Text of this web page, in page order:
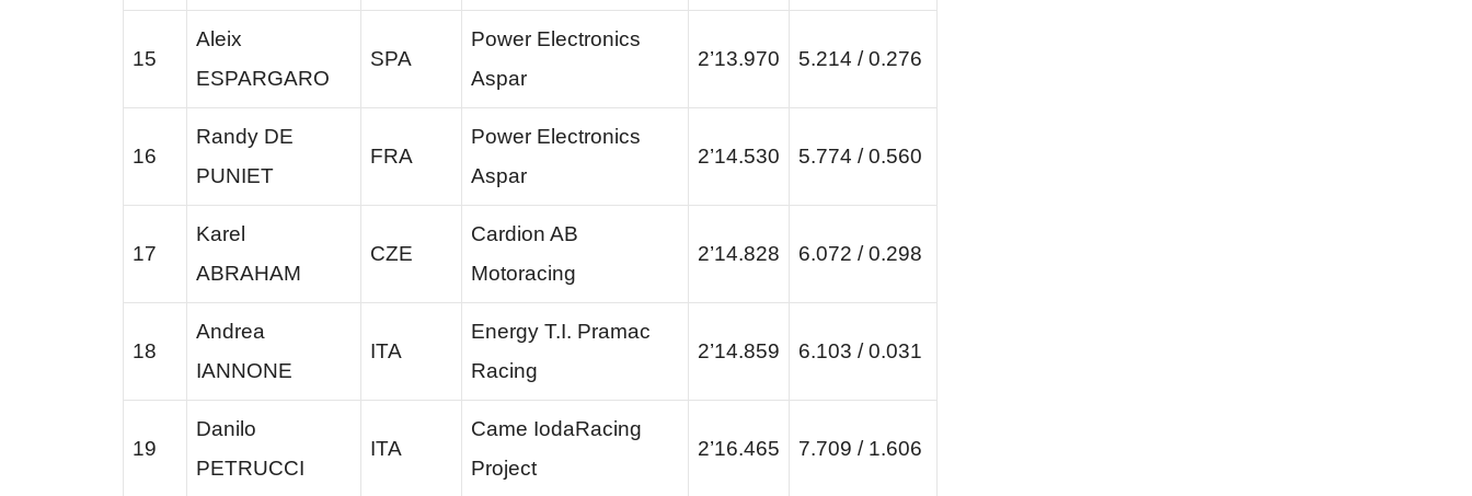
15
Aleix
ESPARGARO
SPA
Power Electronics
Aspar
2’13.970 5.214 / 0.276
16
Randy DE
PUNIET
FRA
Power Electronics
Aspar
2’14.530 5.774 / 0.560
17
Karel
ABRAHAM
CZE
Cardion AB
Motoracing
2’14.828 6.072 / 0.298
18
Andrea
IANNONE
ITA
Energy T.I. Pramac
Racing
2’14.859 6.103 / 0.031
19
Danilo
PETRUCCI
ITA
Came IodaRacing
Project
2’16.465 7.709 / 1.606